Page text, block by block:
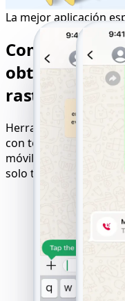
La mejor aplicación
obtener los
rastreo
Herramienta online
con todos los
móviles. Resultados
solo tras el éxito.